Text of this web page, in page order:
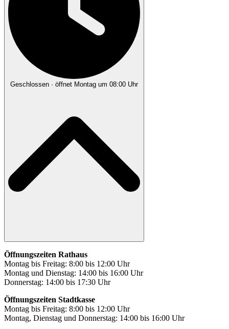
Geschlossen · öffnet Montag um 08:00 Uhr
Öffnungszeiten Rathaus
Montag bis Freitag: 8:00 bis 12:00 Uhr
Montag und Dienstag: 14:00 bis 16:00 Uhr
Donnerstag: 14:00 bis 17:30 Uhr
Öffnungszeiten Stadtkasse
Montag bis Freitag: 8:00 bis 12:00 Uhr
Montag, Dienstag und Donnerstag: 14:00 bis 16:00 Uhr